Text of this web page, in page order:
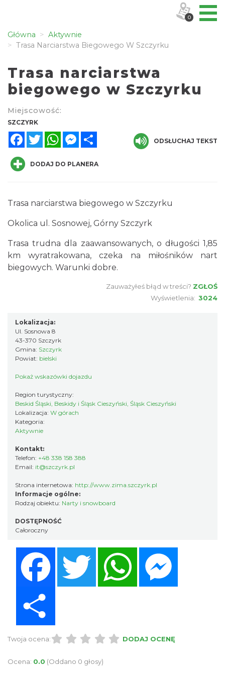
Główna
Aktywnie
Trasa Narciarstwa Biegowego W Szczyrku
Trasa narciarstwa
biegowego w Szczyrku
Miejscowość:
SZCZYRK
FacebookTwitterWhatsAppMessenger
ODSŁUCHAJ TEKST
DODAJ DO PLANERA
Trasa narciarstwa biegowego w Szczyrku
Okolica ul. Sosnowej, Górny Szczyrk
Trasa trudna dla zaawansowanych, o długości 1,85
km wyratrakowana, czeka na miłośników nart
biegowych. Warunki dobre.
Zauważyłeś błąd w treści? ZGŁOŚ
Wyświetlenia: 3024
Lokalizacja:
Ul. Sosnowa 8
43-370 Szczyrk
Gmina: Szczyrk
Powiat: bielski
Pokaż wskazówki dojazdu
Region turystyczny:
Beskid Śląski, Beskidy i Śląsk Cieszyński, Śląsk Cieszyński
Lokalizacja: W górach
Kategoria:
Aktywnie
Kontakt:
Telefon: +48 338 158 388
Email: it@szczyrk.pl
Strona internetowa: http://www.zima.szczyrk.pl
Informacje ogólne:
Rodzaj obiektu: Narty i snowboard
DOSTĘPNOŚĆ
Całoroczny
Twitter WhatsApp
Twoja ocena: DODAJ OCENĘ
Ocena: 0.0 (Oddano 0 głosy)
0